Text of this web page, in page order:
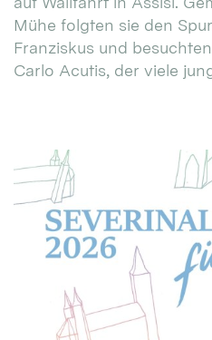
Mühe folgten sie den
Franziskus und
Carlo Acutis, der viele